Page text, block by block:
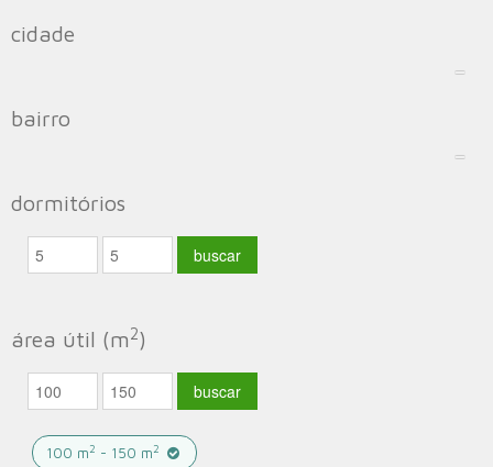
cidade
bairro
dormitórios
área útil (m2)
100 m2 - 150 m2